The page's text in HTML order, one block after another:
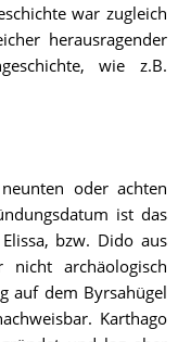
war zugleich
herausragender
wie z.B.
oder achten
ist das
bzw. Dido aus
archäologisch
auf dem Byrsahügel
Karthago